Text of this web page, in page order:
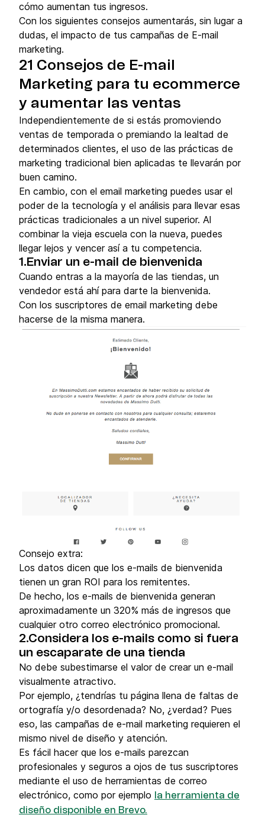
cómo aumentan tus ingresos.
Con los siguientes consejos aumentarás, sin lugar a
dudas, el impacto de tus campañas de E-mail
marketing.
21 Consejos de E-mail
Marketing para tu ecommerce
y aumentar las ventas
Independientemente de si estás promoviendo
ventas de temporada o premiando la lealtad de
determinados clientes, el uso de las prácticas de
marketing tradicional bien aplicadas te llevarán por
buen camino.
En cambio, con el email marketing puedes usar el
poder de la tecnología y el análisis para llevar esas
prácticas tradicionales a un nivel superior. Al
combinar la vieja escuela con la nueva, puedes
llegar lejos y vencer así a tu competencia.
1.Enviar un e-mail de bienvenida
Cuando entras a la mayoría de las tiendas, un
vendedor está ahí para darte la bienvenida.
Con los suscriptores de email marketing debe
hacerse de la misma manera.
Consejo extra:
Los datos dicen que los e-mails de bienvenida
tienen un gran ROI para los remitentes.
De hecho, los e-mails de bienvenida generan
aproximadamente un 320% más de ingresos que
cualquier otro correo electrónico promocional.
2.Considera los e-mails como si fuera
un escaparate de una tienda
No debe subestimarse el valor de crear un e-mail
visualmente atractivo.
Por ejemplo, ¿tendrías tu página llena de faltas de
ortografía y/o desordenada? No, ¿verdad? Pues
eso, las campañas de e-mail marketing requieren el
mismo nivel de diseño y atención.
Es fácil hacer que los e-mails parezcan
profesionales y seguros a ojos de tus suscriptores
mediante el uso de herramientas de correo
electrónico, como por ejemplo
la herramienta de
diseño disponible en Brevo.